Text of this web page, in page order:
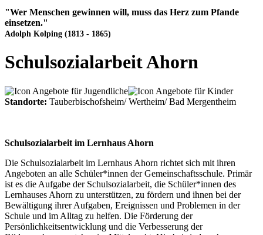
"Wer Menschen gewinnen will, muss das Herz zum Pfande
einsetzen."
Adolph Kolping (1813 - 1865)
Schulsozialarbeit Ahorn
Standorte: Tauberbischofsheim/ Wertheim/ Bad Mergentheim
Schulsozialarbeit im Lernhaus Ahorn
Die Schulsozialarbeit im Lernhaus Ahorn richtet sich mit ihren
Angeboten an alle Schüler*innen der Gemeinschaftsschule. Primär
ist es die Aufgabe der Schulsozialarbeit, die Schüler*innen des
Lernhauses Ahorn zu unterstützen, zu fördern und ihnen bei der
Bewältigung ihrer Aufgaben, Ereignissen und Problemen in der
Schule und im Alltag zu helfen. Die Förderung der
Persönlichkeitsentwicklung und die Verbesserung der